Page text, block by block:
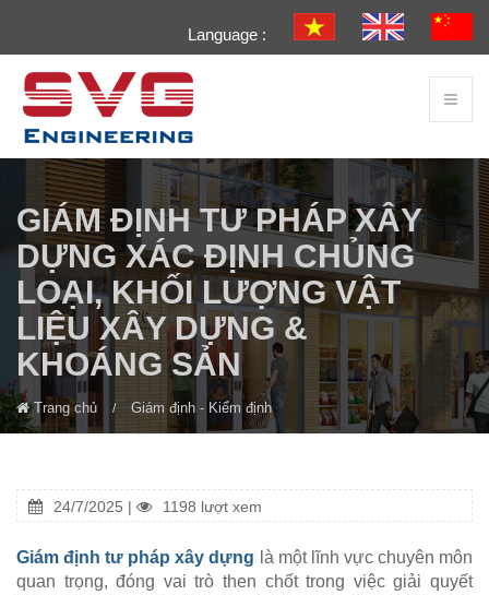
Language :
GIÁM ĐỊNH TƯ PHÁP XÂY
DỰNG XÁC ĐỊNH CHỦNG
LOẠI, KHỐI LƯỢNG VẬT
LIỆU XÂY DỰNG &
KHOÁNG SẢN
Trang chủ Giám định - Kiểm định
24/7/2025 | 1198 lượt xem
Giám định tư pháp xây dựng là một lĩnh vực chuyên môn
quan trọng, đóng vai trò then chốt trong việc giải quyết